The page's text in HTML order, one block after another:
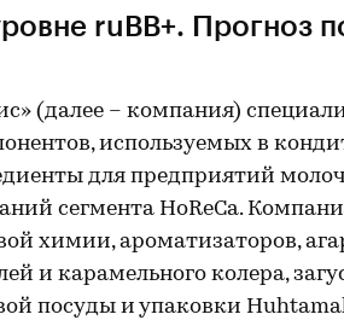
ruВВ+. Прогноз
(далее – компания)
используемых в
для предприятий
сегмента HoReCa.
химии, ароматизаторов,
и карамельного колера,
посуды и упаковки